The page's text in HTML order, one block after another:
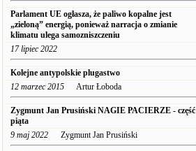
Parlament UE ogłasza, że paliwo kopalne jest
„zieloną” energią, ponieważ narracja o zmianie
klimatu ulega samozniszczeniu
17 lipiec 2022
Kolejne antypolskie plugastwo
12 marzec 2015 Artur Łoboda
Zygmunt Jan Prusiński NAGIE PACIERZE - część
piąta
9 maj 2022 Zygmunt Jan Prusiński